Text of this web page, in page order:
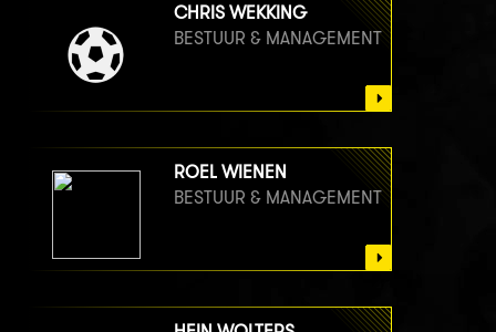
CHRIS WEKKING
BESTUUR & MANAGEMENT
ROEL WIENEN
BESTUUR & MANAGEMENT